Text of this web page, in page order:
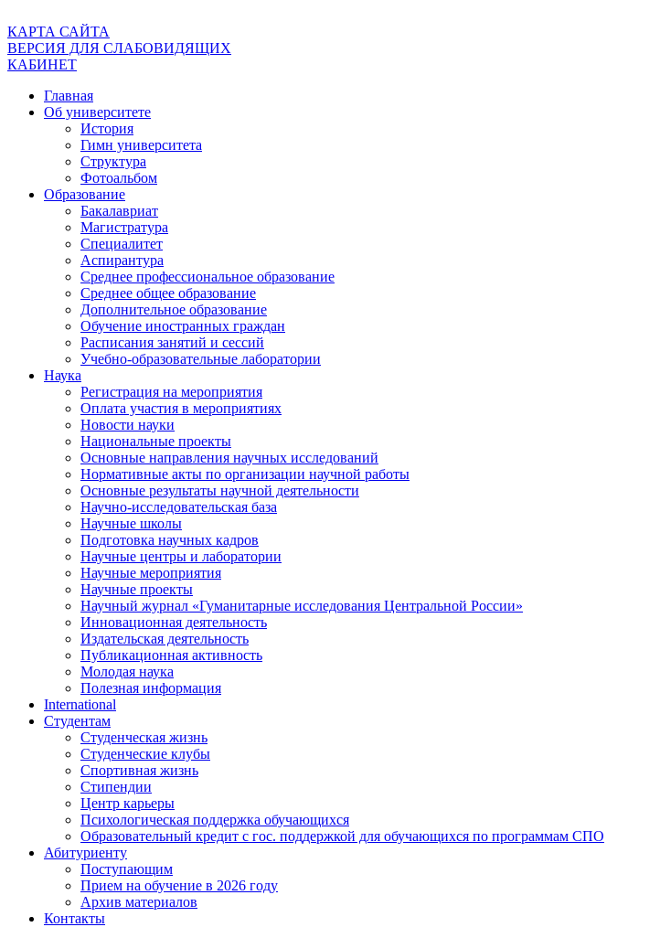
КАРТА САЙТА
ВЕРСИЯ ДЛЯ СЛАБОВИДЯЩИХ
КАБИНЕТ
Главная
Об университете
История
Гимн университета
Структура
Фотоальбом
Образование
Бакалавриат
Магистратура
Специалитет
Аспирантура
Среднее профессиональное образование
Среднее общее образование
Дополнительное образование
Обучение иностранных граждан
Расписания занятий и сессий
Учебно-образовательные лаборатории
Наука
Регистрация на мероприятия
Оплата участия в мероприятиях
Новости науки
Национальные проекты
Основные направления научных исследований
Нормативные акты по организации научной работы
Основные результаты научной деятельности
Научно-исследовательская база
Научные школы
Подготовка научных кадров
Научные центры и лаборатории
Научные мероприятия
Научные проекты
Научный журнал «Гуманитарные исследования Центральной России»
Инновационная деятельность
Издательская деятельность
Публикационная активность
Молодая наука
Полезная информация
International
Студентам
Студенческая жизнь
Студенческие клубы
Спортивная жизнь
Стипендии
Центр карьеры
Психологическая поддержка обучающихся
Образовательный кредит с гос. поддержкой для обучающихся по программам СПО
Абитуриенту
Поступающим
Прием на обучение в 2026 году
Архив материалов
Контакты